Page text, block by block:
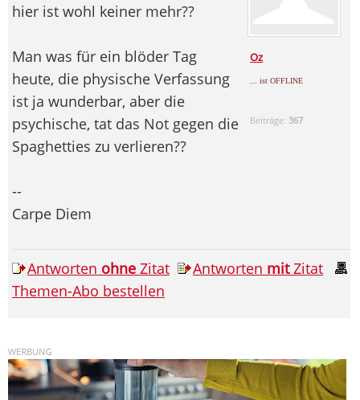
Oz
... ist OFFLINE
Beiträge: 367
hier ist wohl keiner mehr??
Man was für ein blöder Tag
heute, die physische Verfassung
ist ja wunderbar, aber die
psychische, tat das Not gegen die
Spaghetties zu verlieren??
--
Carpe Diem
Antworten ohne Zitat Antworten mitZitat
Themen-Abo bestellen